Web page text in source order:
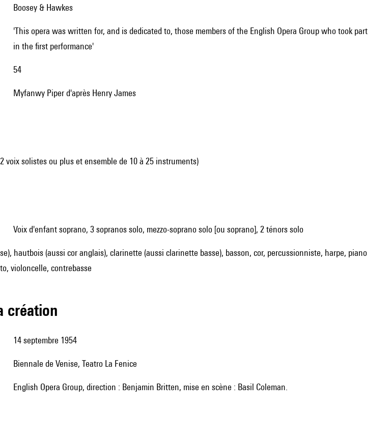
Boosey & Hawkes
'This opera was written for, and is dedicated to, those members of the English Opera Group who took part
in the first performance'
54
Myfanwy Piper d'après Henry James
voix solistes ou plus et ensemble de 10 à 25 instruments)
voix d'enfant soprano, 3 sopranos solo, mezzo-soprano solo [ou soprano], 2 ténors solo
hautbois (aussi cor anglais), clarinette (aussi clarinette basse), basson, cor, percussionniste, harpe, piano
violoncelle, contrebasse
création
14 septembre 1954
Biennale de Venise, Teatro La Fenice
English Opera Group, direction : Benjamin Britten, mise en scène : Basil Coleman.